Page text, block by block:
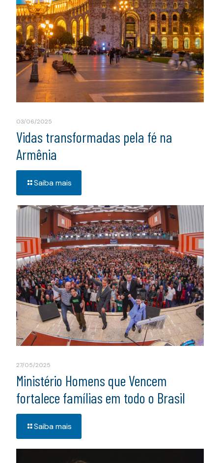
03/06/2025
Vidas transformadas pela fé na
Armênia
Saiba mais
27/05/2025
Ministério Homens que Vencem
fortalece famílias em todo o Brasil
Saiba mais